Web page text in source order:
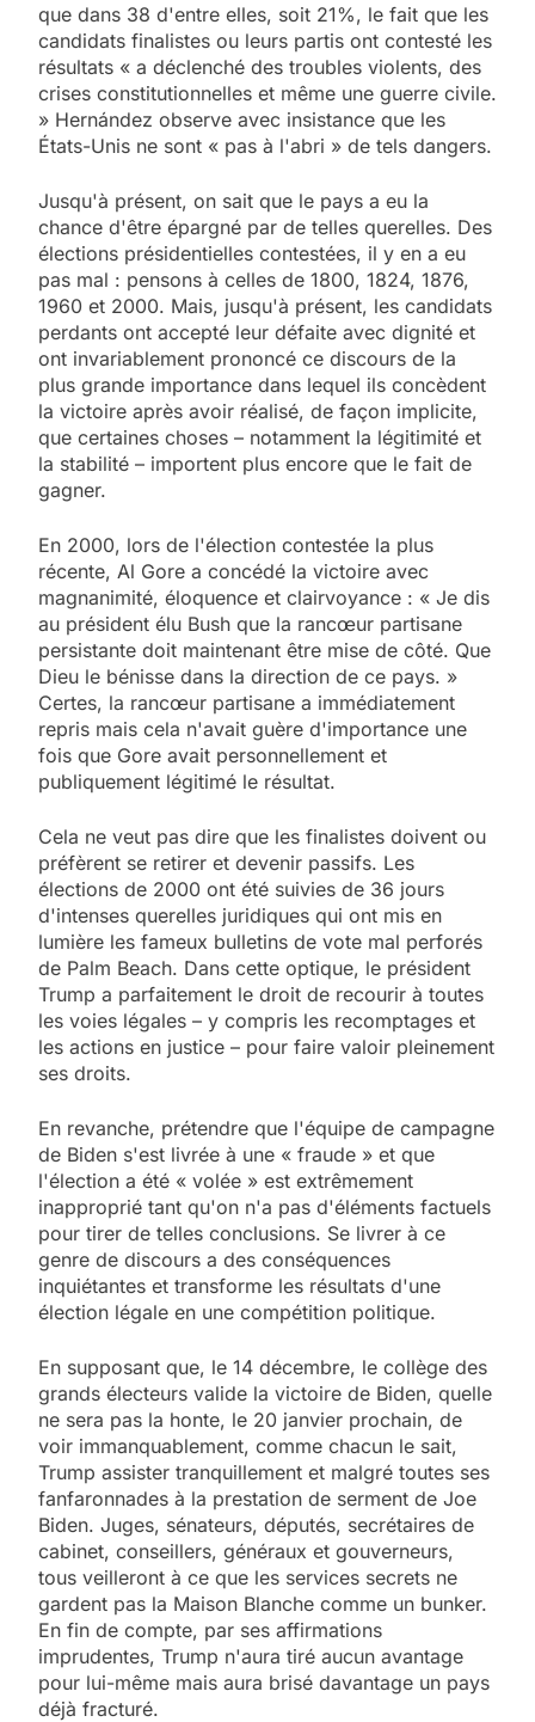
que dans 38 d'entre elles, soit 21%, le fait que les
candidats finalistes ou leurs partis ont contesté les
résultats « a déclenché des troubles violents, des
crises constitutionnelles et même une guerre civile.
» Hernández observe avec insistance que les
États-Unis ne sont « pas à l'abri » de tels dangers.
Jusqu'à présent, on sait que le pays a eu la
chance d'être épargné par de telles querelles. Des
élections présidentielles contestées, il y en a eu
pas mal : pensons à celles de 1800, 1824, 1876,
1960 et 2000. Mais, jusqu'à présent, les candidats
perdants ont accepté leur défaite avec dignité et
ont invariablement prononcé ce discours de la
plus grande importance dans lequel ils concèdent
la victoire après avoir réalisé, de façon implicite,
que certaines choses – notamment la légitimité et
la stabilité – importent plus encore que le fait de
gagner.
En 2000, lors de l'élection contestée la plus
récente, Al Gore a concédé la victoire avec
magnanimité, éloquence et clairvoyance : « Je dis
au président élu Bush que la rancœur partisane
persistante doit maintenant être mise de côté. Que
Dieu le bénisse dans la direction de ce pays. »
Certes, la rancœur partisane a immédiatement
repris mais cela n'avait guère d'importance une
fois que Gore avait personnellement et
publiquement légitimé le résultat.
Cela ne veut pas dire que les finalistes doivent ou
préfèrent se retirer et devenir passifs. Les
élections de 2000 ont été suivies de 36 jours
d'intenses querelles juridiques qui ont mis en
lumière les fameux bulletins de vote mal perforés
de Palm Beach. Dans cette optique, le président
Trump a parfaitement le droit de recourir à toutes
les voies légales – y compris les recomptages et
les actions en justice – pour faire valoir pleinement
ses droits.
En revanche, prétendre que l'équipe de campagne
de Biden s'est livrée à une « fraude » et que
l'élection a été « volée » est extrêmement
inapproprié tant qu'on n'a pas d'éléments factuels
pour tirer de telles conclusions. Se livrer à ce
genre de discours a des conséquences
inquiétantes et transforme les résultats d'une
élection légale en une compétition politique.
En supposant que, le 14 décembre, le collège des
grands électeurs valide la victoire de Biden, quelle
ne sera pas la honte, le 20 janvier prochain, de
voir immanquablement, comme chacun le sait,
Trump assister tranquillement et malgré toutes ses
fanfaronnades à la prestation de serment de Joe
Biden. Juges, sénateurs, députés, secrétaires de
cabinet, conseillers, généraux et gouverneurs,
tous veilleront à ce que les services secrets ne
gardent pas la Maison Blanche comme un bunker.
En fin de compte, par ses affirmations
imprudentes, Trump n'aura tiré aucun avantage
pour lui-même mais aura brisé davantage un pays
déjà fracturé.